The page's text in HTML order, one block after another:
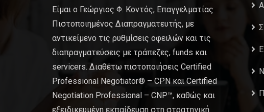
Είμαι ο Γεώργιος Φ. Κοντός, Επαγγελματίας
Πιστοποιημένος Διαπραγματευτής, με
αντικείμενο τις ρυθμίσεις οφειλών και τις
διαπραγματεύσεις με τράπεζες, funds και
servicers. Διαθέτω πιστοποιήσεις Certified
Professional Negotiator® – CPN και Certified
Negotiation Professional – CNP™, καθώς και
εξειδικευμένη εκπαίδευση στη στρατηγική